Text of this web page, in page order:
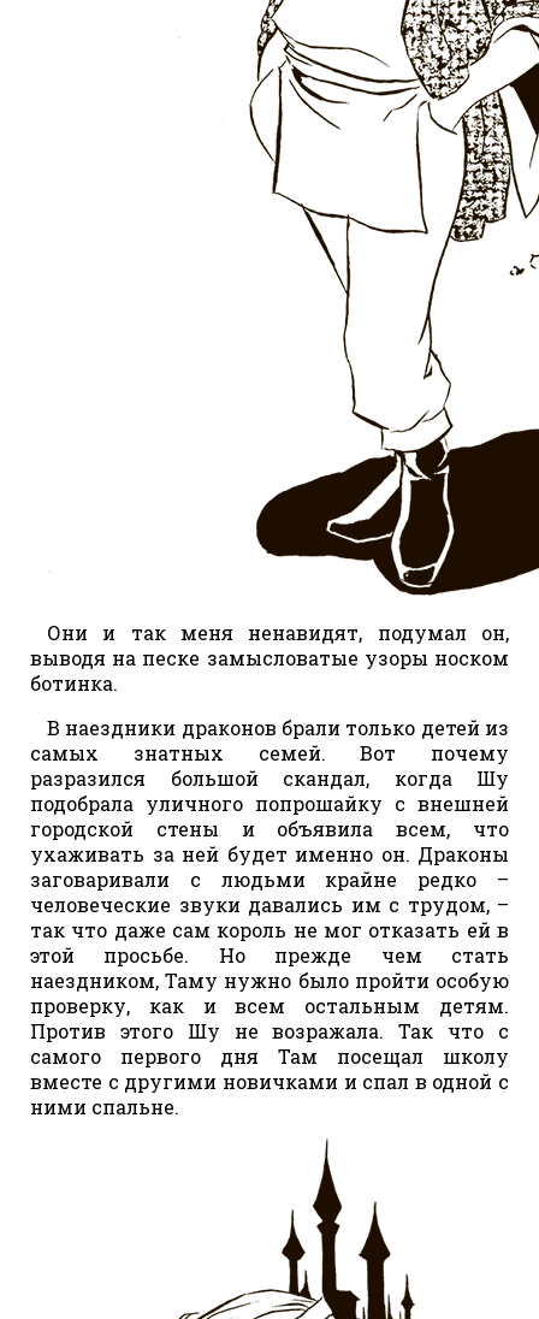
Они и так меня ненавидят, подумал он,
выводя на песке замысловатые узоры носком
ботинка.
В наездники драконов брали только детей из
самых знатных семей. Вот почему
разразился большой скандал, когда Шу
подобрала уличного попрошайку с внешней
городской стены и объявила всем, что
ухаживать за ней будет именно он. Драконы
заговаривали с людьми крайне редко –
человеческие звуки давались им с трудом, –
так что даже сам король не мог отказать ей в
этой просьбе. Но прежде чем стать
наездником, Таму нужно было пройти особую
проверку, как и всем остальным детям.
Против этого Шу не возражала. Так что с
самого первого дня Там посещал школу
вместе с другими новичками и спал в одной с
ними спальне.